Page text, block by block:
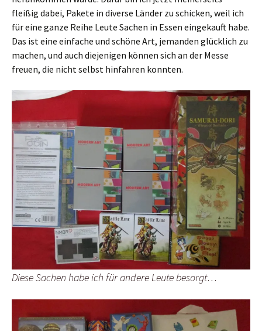
fleißig dabei, Pakete in diverse Länder zu schicken, weil ich
für eine ganze Reihe Leute Sachen in Essen eingekauft habe.
Das ist eine einfache und schöne Art, jemanden glücklich zu
machen, und auch diejenigen können sich an der Messe
freuen, die nicht selbst hinfahren konnten.
Diese Sachen habe ich für andere Leute besorgt…